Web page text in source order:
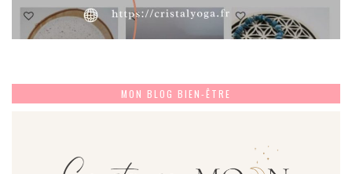
MON BLOG BIEN-ÊTRE